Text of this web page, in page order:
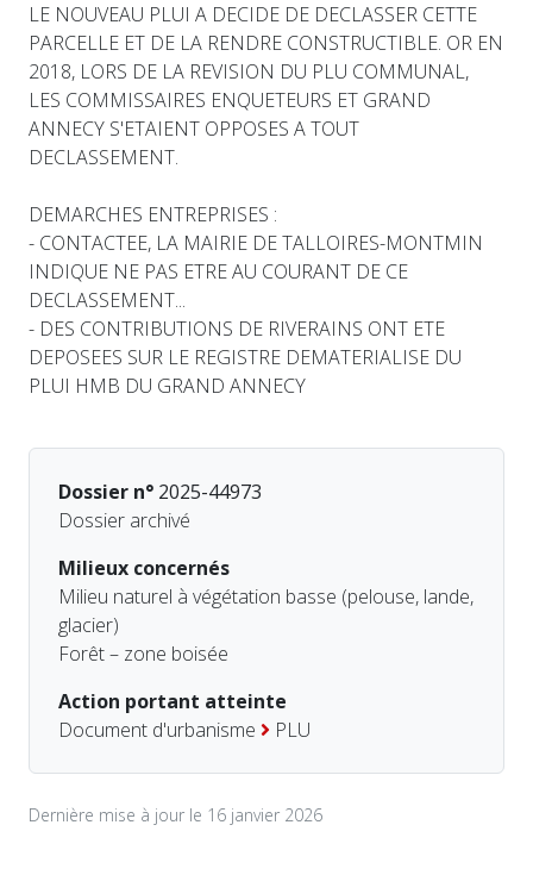
LE NOUVEAU PLUI A DECIDE DE DECLASSER CETTE
PARCELLE ET DE LA RENDRE CONSTRUCTIBLE. OR EN
2018, LORS DE LA REVISION DU PLU COMMUNAL,
LES COMMISSAIRES ENQUETEURS ET GRAND
ANNECY S'ETAIENT OPPOSES A TOUT
DECLASSEMENT.
DEMARCHES ENTREPRISES :
- CONTACTEE, LA MAIRIE DE TALLOIRES-MONTMIN
INDIQUE NE PAS ETRE AU COURANT DE CE
DECLASSEMENT...
- DES CONTRIBUTIONS DE RIVERAINS ONT ETE
DEPOSEES SUR LE REGISTRE DEMATERIALISE DU
PLUI HMB DU GRAND ANNECY
Dossier n° 2025-44973
Dossier archivé
Milieux concernés
Milieu naturel à végétation basse (pelouse, lande,
glacier)
Forêt – zone boisée
Action portant atteinte
Document d'urbanisme
PLU
Dernière mise à jour le 16 janvier 2026